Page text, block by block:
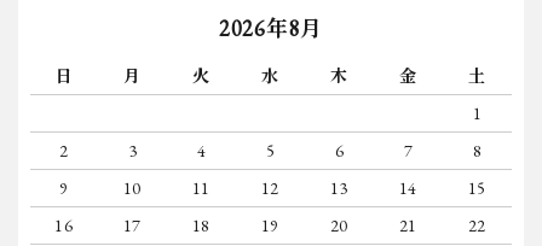
2026年8月
日 月 火 水 木 金
土
1
2
3 4 5 6 7
8
9
10 11 12 13 14
15
16
17 18 19 20 21 22